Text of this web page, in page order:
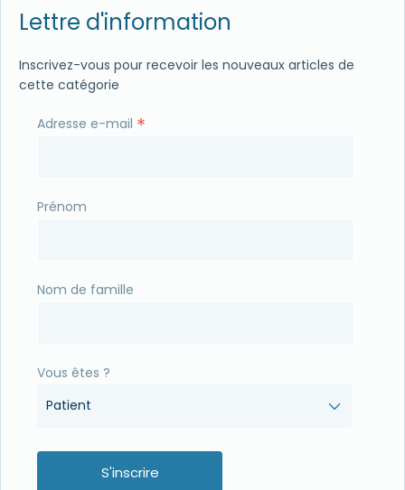
Lettre d'information
Inscrivez-vous pour recevoir les nouveaux articles de
cette catégorie
Adresse e-mail *
Prénom
Nom de famille
Vous êtes ?
Patient